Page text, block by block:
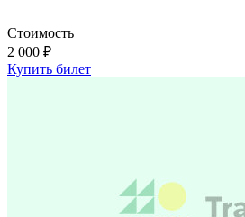
Стоимость
2 000 ₽
Купить билет